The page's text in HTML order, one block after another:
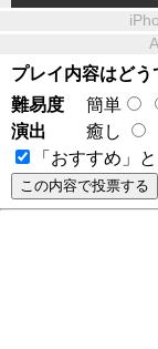
プレイ内容はどう
難易度
簡単
演出
癒し
「おすすめ」